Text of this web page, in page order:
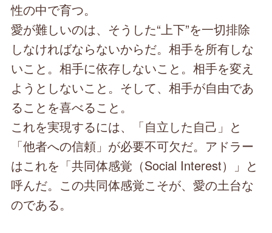
性の中で育つ。
愛が難しいのは、そうした“上下”を一切排除
しなければならないからだ。相手を所有しな
いこと。相手に依存しないこと。相手を変え
ようとしないこと。そして、相手が自由であ
ることを喜べること。
これを実現するには、「自立した自己」と
「他者への信頼」が必要不可欠だ。アドラー
はこれを「共同体感覚（Social Interest）」と
呼んだ。この共同体感覚こそが、愛の土台な
のである。